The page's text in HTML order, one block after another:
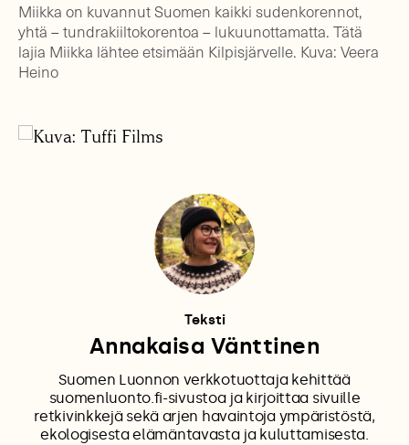
Miikka on kuvannut Suomen kaikki sudenkorennot,
yhtä – tundrakiiltokorentoa – lukuunottamatta. Tätä
lajia Miikka lähtee etsimään Kilpisjärvelle. Kuva: Veera
Heino
Teksti
Annakaisa Vänttinen
Suomen Luonnon verkkotuottaja kehittää
suomenluonto.fi-sivustoa ja kirjoittaa sivuille
retkivinkkejä sekä arjen havaintoja ympäristöstä,
ekologisesta elämäntavasta ja kuluttamisesta.